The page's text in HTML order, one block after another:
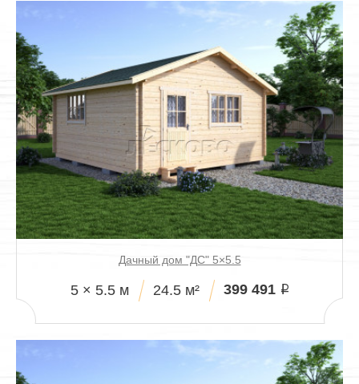
Дачный дом "ДС" 5×5.5
5 × 5.5 м 24.5 м² 399 491 i